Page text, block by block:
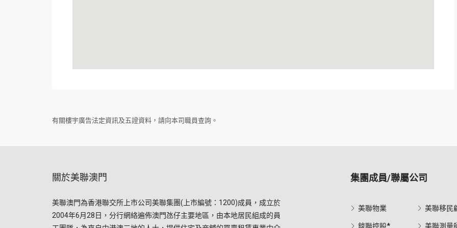
有關樓宇廣告法定資訊及五證資料，請向本司職員查詢。
關於美聯澳門
美聯澳門為香港聯交所上市公司美聯集團(上市編號：1200)成員，成立於
2004年6月28日，分行網絡遍佈澳門氹仔主要地區，由本地居民組成的員
集團成員/聯屬公司
美聯物業
鋑聯控股*
美聯移民
美聯測量